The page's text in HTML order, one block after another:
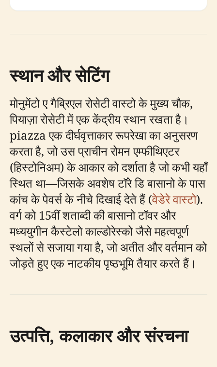
स्थान और सेटिंग
मोनुमेंटो ए गैब्रिएल रोसेटी वास्टो के मुख्य चौक,
पियाज़ा रोसेटी में एक केंद्रीय स्थान रखता है।
piazza एक दीर्घवृत्ताकार रूपरेखा का अनुसरण
करता है, जो उस प्राचीन रोमन एम्फीथिएटर
(हिस्टोनिअम) के आकार को दर्शाता है जो कभी यहाँ
स्थित था—जिसके अवशेष टॉरे डि बासानो के पास
कांच के पेवर्स के नीचे दिखाई देते हैं (वेडेरे वास्टो).
वर्ग को 15वीं शताब्दी की बासानो टॉवर और
मध्ययुगीन कैस्टेलो काल्डोरेस्को जैसे महत्वपूर्ण
स्थलों से सजाया गया है, जो अतीत और वर्तमान को
जोड़ते हुए एक नाटकीय पृष्ठभूमि तैयार करते हैं।
उत्पत्ति, कलाकार और संरचना